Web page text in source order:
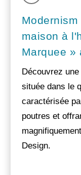
maison à
Marquee »
Découvrez
située dans le
caractérisée
poutres et
Design.